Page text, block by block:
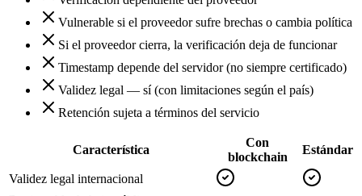
Vulnerable si el proveedor sufre brechas o cambia política
Si el proveedor cierra, la verificación deja de funcionar
Timestamp depende del servidor (no siempre certificado)
Validez legal — sí (con limitaciones según el país)
Retención sujeta a términos del servicio
Característica
Con
blockchain
Estándar
Validez legal internacional